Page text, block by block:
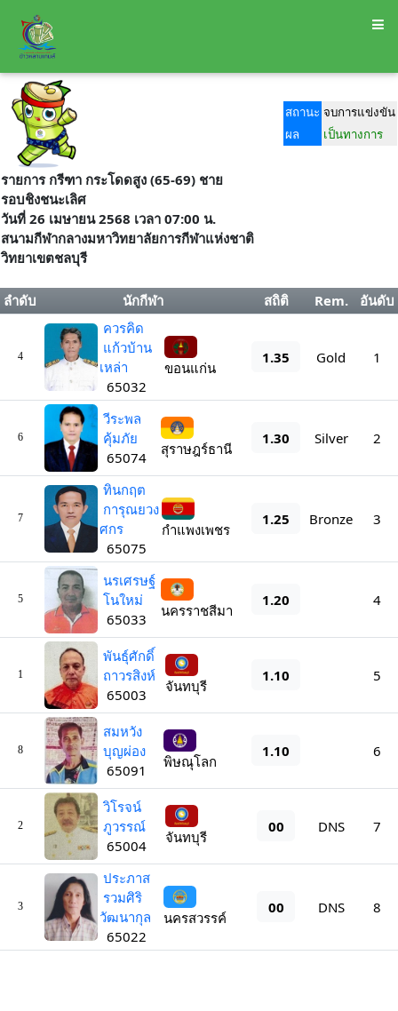
สถานะ จบการแข่งขัน
ผล
เป็นทางการ
รายการ กรีฑา กระโดดสูง (65-69) ชาย
รอบชิงชนะเลิศ
วันที่ 26 เมษายน 2568 เวลา 07:00 น.
สนามกีฬากลางมหาวิทยาลัยการกีฬาแห่งชาติ
วิทยาเขตชลบุรี
ลำดับ นักกีฬา สถิติ Rem. อันดับ
4
ควรคิด
แก้วบ้าน
เหล่า
65032
ขอนแก่น
1.35 Gold 1
6
วีระพล
คุ้มภัย
65074
สุราษฎร์ธานี
1.30 Silver 2
7
ทินกฤต
การุณยวง
ศกร
65075
กำแพงเพชร
1.25 Bronze 3
5
นรเศรษฐ์
โนใหม่
65033
นครราชสีมา
1.20 4
1
พันธุ์ศักดิ์
ถาวรสิงห์
65003
จันทบุรี
1.10 5
8
สมหวัง
บุญผ่อง
65091
พิษณุโลก
1.10 6
2
วิโรจน์
ภูวรรณ์
65004
จันทบุรี
00 DNS 7
3
ประภาส
รวมศิริ
วัฒนากุล
65022
นครสวรรค์
00 DNS 8